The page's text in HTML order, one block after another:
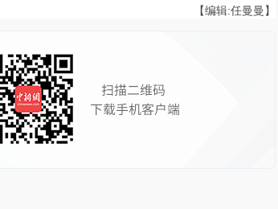
【编辑:任曼曼】